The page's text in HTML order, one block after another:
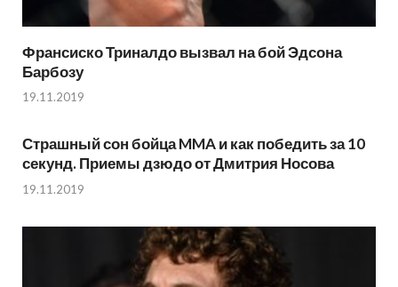
Франсиско Триналдо вызвал на бой Эдсона
Барбозу
19.11.2019
Страшный сон бойца MMA и как победить за 10
секунд. Приемы дзюдо от Дмитрия Носова
19.11.2019